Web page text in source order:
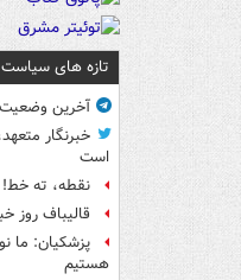
تازه های سیاست
آخرین
خبرنگار
است
نقطه، ته خط!
قالیباف روز
پزشکیان: ما
هستیم